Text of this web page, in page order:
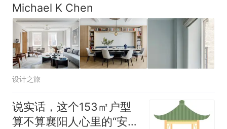
Michael K Chen
设计之旅
说实话，这个153㎡户型
算不算襄阳人心里的“安